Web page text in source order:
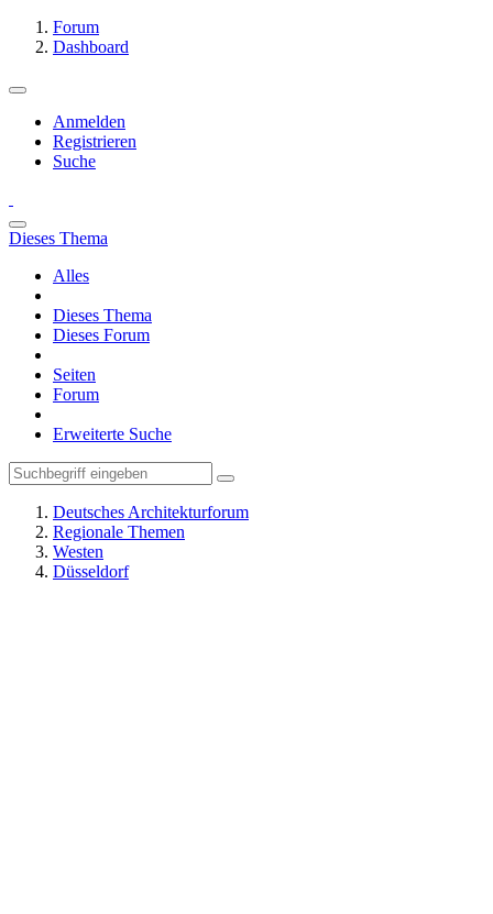
Forum
Dashboard
Anmelden
Registrieren
Suche
Dieses Thema
Alles
Dieses Thema
Dieses Forum
Seiten
Forum
Erweiterte Suche
Deutsches Architekturforum
Regionale Themen
Westen
Düsseldorf